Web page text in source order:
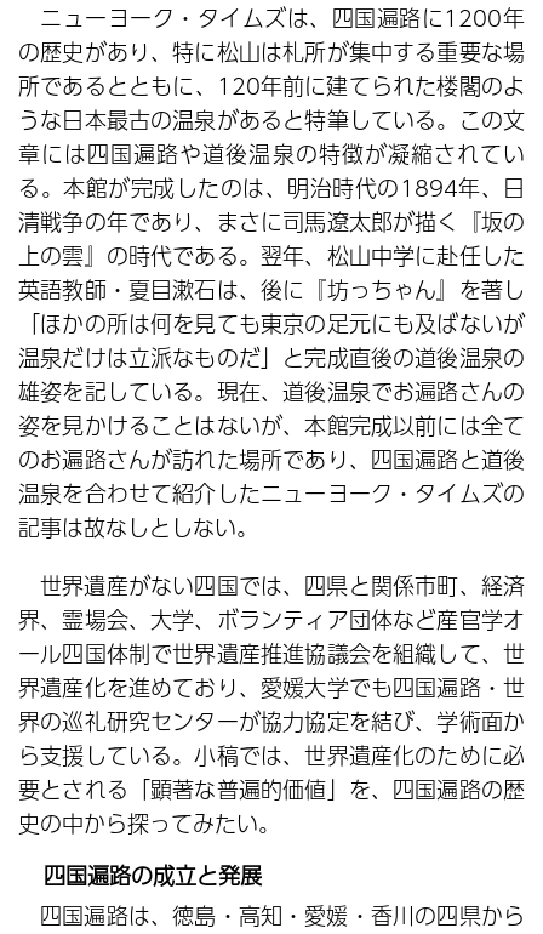
ニューヨーク・タイムズは、四国遍路に1200年
の歴史があり、特に松山は札所が集中する重要な場
所であるとともに、120年前に建てられた楼閣のよ
うな日本最古の温泉があると特筆している。この文
章には四国遍路や道後温泉の特徴が凝縮されてい
る。本館が完成したのは、明治時代の1894年、日
清戦争の年であり、まさに司馬遼太郎が描く『坂の
上の雲』の時代である。翌年、松山中学に赴任した
英語教師・夏目漱石は、後に『坊っちゃん』を著し
「ほかの所は何を見ても東京の足元にも及ばないが
温泉だけは立派なものだ」と完成直後の道後温泉の
雄姿を記している。現在、道後温泉でお遍路さんの
姿を見かけることはないが、本館完成以前には全て
のお遍路さんが訪れた場所であり、四国遍路と道後
温泉を合わせて紹介したニューヨーク・タイムズの
記事は故なしとしない。
世界遺産がない四国では、四県と関係市町、経済
界、霊場会、大学、ボランティア団体など産官学オ
ール四国体制で世界遺産推進協議会を組織して、世
界遺産化を進めており、愛媛大学でも四国遍路・世
界の巡礼研究センターが協力協定を結び、学術面か
ら支援している。小稿では、世界遺産化のために必
要とされる「顕著な普遍的価値」を、四国遍路の歴
史の中から探ってみたい。
四国遍路の成立と発展
四国遍路は、徳島・高知・愛媛・香川の四県から